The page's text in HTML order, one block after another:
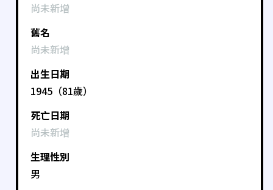
尚未新增
舊名
尚未新增
出生日期
1945（81歲）
死亡日期
尚未新增
生理性別
男